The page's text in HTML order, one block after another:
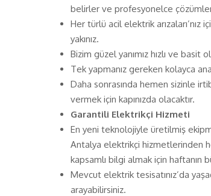
belirler ve profesyonelce
Her türlü acil elektrik
yakınız.
Bizim güzel yanımız hızlı ve basit
Tek yapmanız gereken kolayca
Daha sonrasında hemen sizinle
vermek için kapınızda olacaktır.
Garantili Elektrikçi Hizmeti
En yeni teknolojiyle üretilmiş
Antalya elektrikçi hizmetlerinden
kapsamlı bilgi almak için
Mevcut elektrik tesisatınız’da
arayabilirsiniz.